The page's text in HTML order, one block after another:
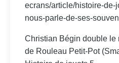
ecrans/article/histoire-de-
nous-parle-de-ses-
Christian Bégin double le
de Rouleau Petit-Pot